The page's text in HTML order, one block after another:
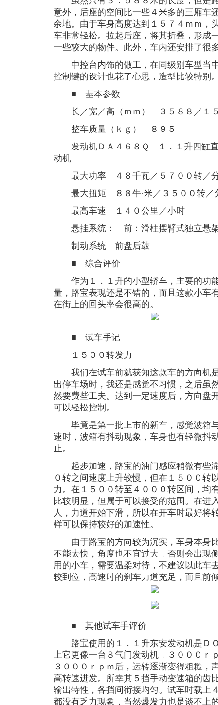
意外，后座的空间比一些４米多的三厢车
余地。由于车身高度达到１５７４ｍｍ，
车非常轻松。拉起后座，将其折叠，形成
一些较大的物件。此外，车内还安排了很
中控台内饰的做工，在同级别车型当
控制键的设计也花了心思，造型比较特别
■ 基本参数
长／宽／高（ｍｍ） ３５８８／１５
整车质量（ｋｇ） ８９５
发动机ＤＡ４６８Ｑ １．１升四缸
动机
最大功率 ４８千瓦／５７００转／
最大扭矩 ８８牛·米／３５００转／
最高车速 １４０公里／小时
悬挂系统： 前：滑柱摆臂式独立悬架
制动系统 前盘后鼓
■ 综合评价
作为１．１升的小型轿车，主要的功
量，路宝表现还是不错的，而且这款小车
在街上的回头率会很高的。
■ 试车手记
１５００转发力
我们在试车前就获知这款车的方向机
出停车场时，我还是感觉不习惯，之后虽
然要费些工夫。达到一定速度后，方向盘
可以轻松控制。
毕竟是第一批上市的新车，感觉波箱
速时，波箱有抖动现象，车身也有轻微抖
止。
起步加速，路宝的油门感应稍微有些
０转之间速度上升较慢，但在１５００转
力。在１５００转至４０００转区间，均
比较明显，但属于可以接受的范围。在进
人，力道开始下滑，所以在开车时最好将
样可以保持较好的加速性。
由于路宝的方向较为沉实，车身本身
不能太快，角度也不宜过大，否则会出现
用的小车，需要温柔对待，不建议以此车
较到位，高速时的刹车力道充足，而且
■ 其他试车手评价
路宝使用的１．１升东安发动机是Ｄ
上它更像一台８气门发动机，３０００ｒ
３０００ｒｐｍ后，运转逐渐变得粗糙，
高转速进发。所幸其５挡手动变速箱的齿
输出特性，各挡间衔接均匀。试车时载上
都没有乏力现象，当然爆发力也是谈不上